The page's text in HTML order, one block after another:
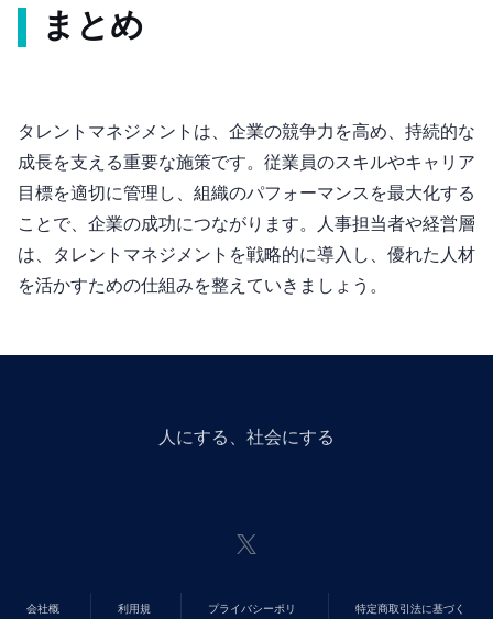
まとめ
タレントマネジメントは、企業の競争力を高め、持続的な
成長を支える重要な施策です。従業員のスキルやキャリア
目標を適切に管理し、組織のパフォーマンスを最大化する
ことで、企業の成功につながります。人事担当者や経営層
は、タレントマネジメントを戦略的に導入し、優れた人材
を活かすための仕組みを整えていきましょう。
人にGiveする、社会にGiveする
会社概 利用規 プライバシーポリ 特定商取引法に基づく